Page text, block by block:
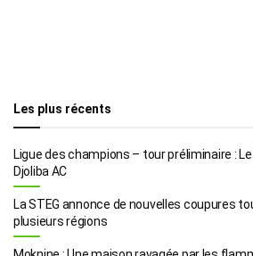
Les plus récents
Ligue des champions – tour préliminaire :
Djoliba AC
La STEG annonce de nouvelles coupures
plusieurs régions